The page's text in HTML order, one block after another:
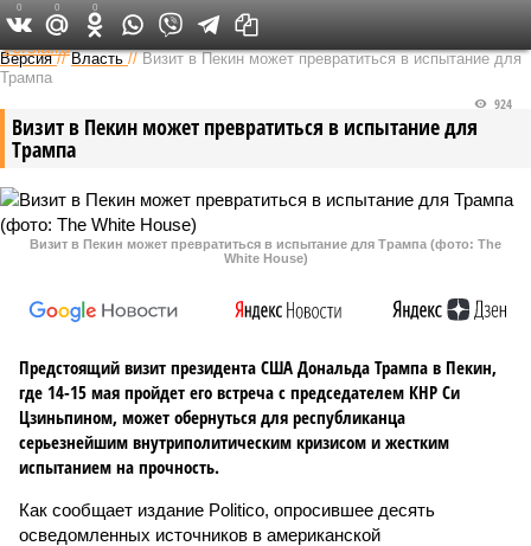
Федеральный выпуск
Версия //Власть //Визит в Пекин может превратиться в испытание для
Трампа
Визит в Пекин может превратиться в испытание для
Трампа
924
Визит в Пекин может превратиться в испытание для Трампа (фото: The
White House)
Предстоящий визит президента США Дональда Трампа в Пекин,
где 14-15 мая пройдет его встреча с председателем КНР Си
Цзиньпином, может обернуться для республиканца
серьезнейшим внутриполитическим кризисом и жестким
испытанием на прочность.
Как сообщает издание Politico, опросившее десять
осведомленных источников в американской
0 0 0